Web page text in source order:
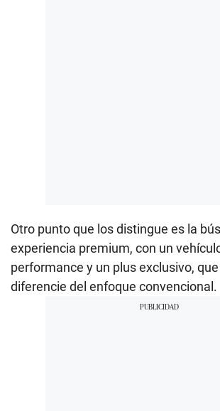
Otro punto que los distingue es la
experiencia premium, con un
performance y un plus exclusivo,
diferencie del enfoque convencional.